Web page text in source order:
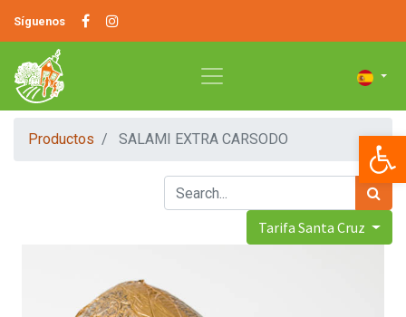
Síguenos
Productos SALAMI EXTRA CARSODO
Tarifa Santa Cruz